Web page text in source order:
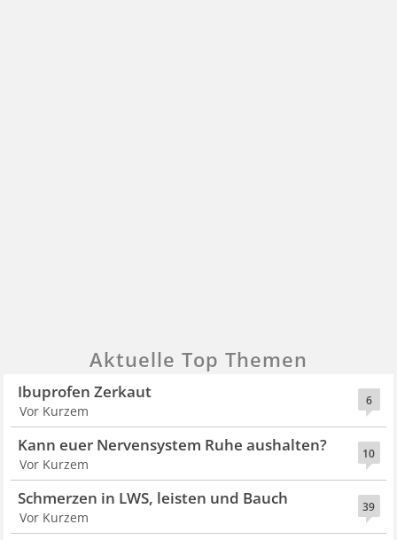
Aktuelle Top Themen
6
Ibuprofen Zerkaut
Vor Kurzem
10
Kann euer Nervensystem Ruhe aushalten?
Vor Kurzem
39
Schmerzen in LWS, leisten und Bauch
Vor Kurzem